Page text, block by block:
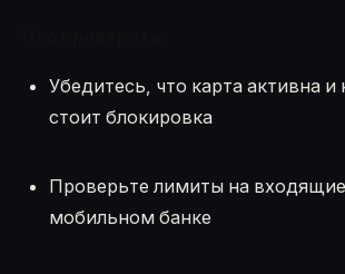
Убедитесь, что карта активна и
стоит блокировка
Проверьте лимиты на
мобильном банке